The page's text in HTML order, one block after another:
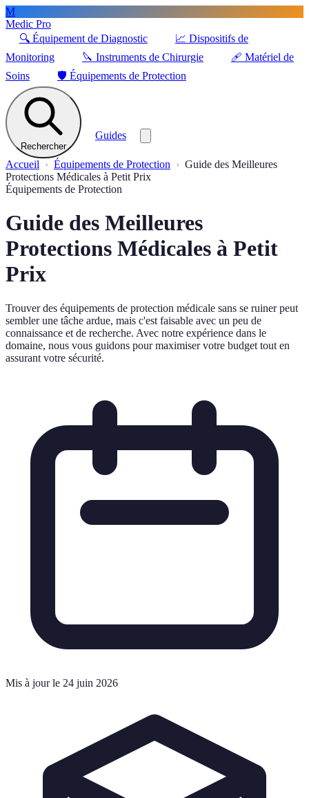
M
Medic Pro
🔍 Équipement de Diagnostic 📈 Dispositifs de
Monitoring
🔪 Instruments de Chirurgie 🩹 Matériel de
Soins
🛡️ Équipements de Protection
Rechercher
Guides
Accueil Équipements de Protection
Guide des Meilleures
Protections Médicales à Petit Prix
Équipements de Protection
Guide des Meilleures
Protections Médicales à Petit
Prix
Trouver des équipements de protection médicale sans se ruiner peut
sembler une tâche ardue, mais c'est faisable avec un peu de
connaissance et de recherche. Avec notre expérience dans le
domaine, nous vous guidons pour maximiser votre budget tout en
assurant votre sécurité.
Mis à jour le 24 juin 2026